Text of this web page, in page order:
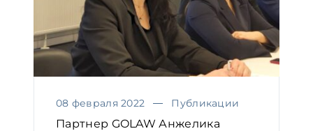
08 февраля 2022 Публикации
Партнер GOLAW Анжелика